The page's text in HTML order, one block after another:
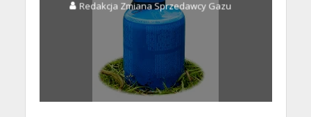
Redakcja Zmiana Sprzedawcy Gazu